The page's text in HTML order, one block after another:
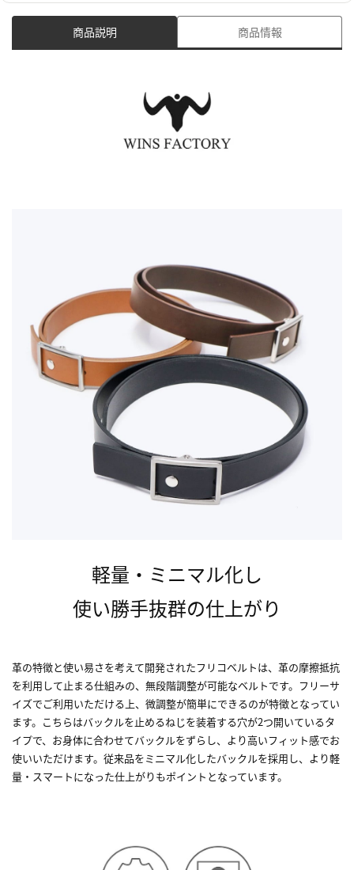
商品説明 商品情報
軽量・ミニマル化し
使い勝手抜群の仕上がり
革の特徴と使い易さを考えて開発されたフリコベルトは、革の摩擦抵抗
を利用して止まる仕組みの、無段階調整が可能なベルトです。フリーサ
イズでご利用いただける上、微調整が簡単にできるのが特徴となってい
ます。こちらはバックルを止めるねじを装着する穴が2つ開いているタ
イプで、お身体に合わせてバックルをずらし、より高いフィット感でお
使いいただけます。従来品をミニマル化したバックルを採用し、より軽
量・スマートになった仕上がりもポイントとなっています。